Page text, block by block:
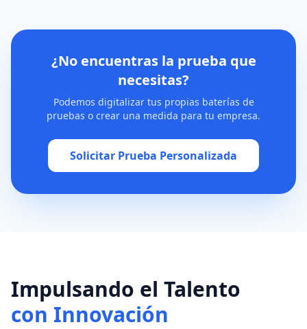
¿No encuentras la prueba que
necesitas?
Podemos digitalizar tus propias baterías de
pruebas o crear una medida para tu empresa.
Solicitar Prueba Personalizada
Impulsando el Talento
con Innovación